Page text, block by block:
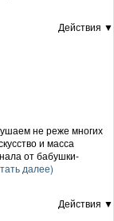
Действия ▼
не реже многих
и масса
от бабушки-
далее)
Действия ▼